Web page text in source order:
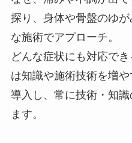
探り、身体や骨盤のゆ
な施術でアプローチ。
どんな症状にも対応で
は知識や施術技術を増
導入し、常に技術・知
ます。